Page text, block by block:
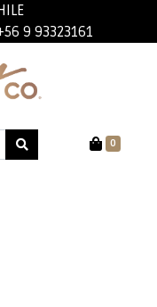
9 93323161
0